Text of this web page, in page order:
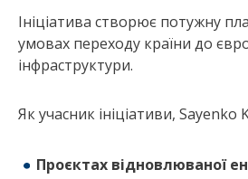
Ініціатива створює потужну
умовах переходу країни до
інфраструктури.
Як учасник ініціативи,
Проєктах відновлюваної